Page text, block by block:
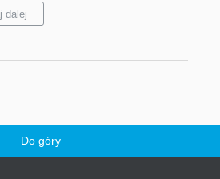
dalej
Do góry